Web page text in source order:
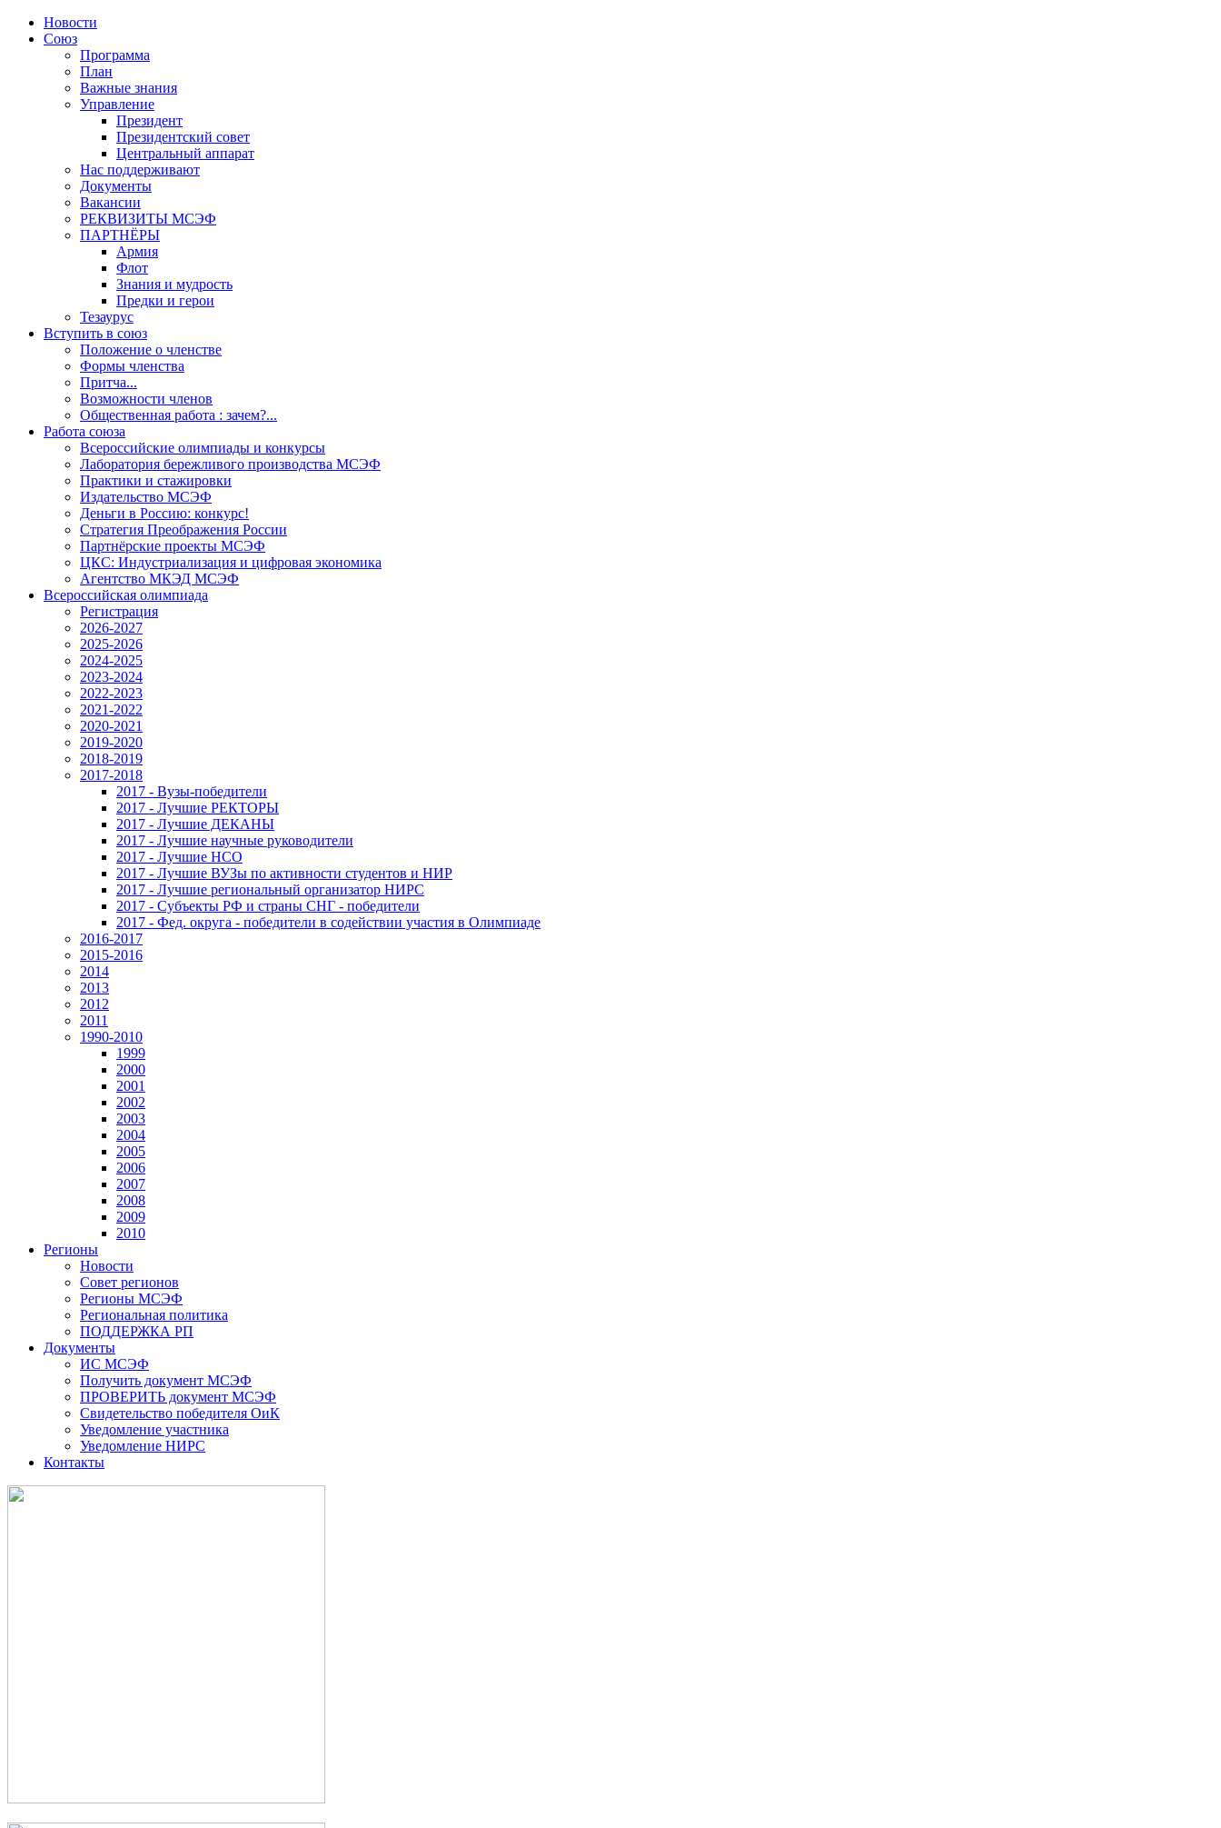
Новости
Союз
Программа
План
Важные знания
Управление
Президент
Президентский совет
Центральный аппарат
Нас поддерживают
Документы
Вакансии
РЕКВИЗИТЫ МСЭФ
ПАРТНЁРЫ
Армия
Флот
Знания и мудрость
Предки и герои
Тезаурус
Вступить в союз
Положение о членстве
Формы членства
Притча...
Возможности членов
Общественная работа : зачем?...
Работа союза
Всероссийские олимпиады и конкурсы
Лаборатория бережливого производства МСЭФ
Практики и стажировки
Издательство МСЭФ
Деньги в Россию: конкурс!
Стратегия Преображения России
Партнёрские проекты МСЭФ
ЦКС: Индустриализация и цифровая экономика
Агентство МКЭД МСЭФ
Всероссийская олимпиада
Регистрация
2026-2027
2025-2026
2024-2025
2023-2024
2022-2023
2021-2022
2020-2021
2019-2020
2018-2019
2017-2018
2017 - Вузы-победители
2017 - Лучшие РЕКТОРЫ
2017 - Лучшие ДЕКАНЫ
2017 - Лучшие научные руководители
2017 - Лучшие НСО
2017 - Лучшие ВУЗы по активности студентов и НИР
2017 - Лучшие региональный организатор НИРС
2017 - Субъекты РФ и страны СНГ - победители
2017 - Фед. округа - победители в содействии участия в Олимпиаде
2016-2017
2015-2016
2014
2013
2012
2011
1990-2010
1999
2000
2001
2002
2003
2004
2005
2006
2007
2008
2009
2010
Регионы
Новости
Совет регионов
Регионы МСЭФ
Региональная политика
ПОДДЕРЖКА РП
Документы
ИС МСЭФ
Получить документ МСЭФ
ПРОВЕРИТЬ документ МСЭФ
Свидетельство победителя ОиК
Уведомление участника
Уведомление НИРС
Контакты